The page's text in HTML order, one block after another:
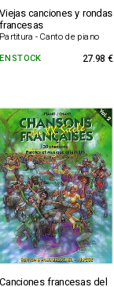
Viejas canciones y rondas
francesas
Partitura - Canto de piano
EN STOCK 27.98 €
Canciones francesas del